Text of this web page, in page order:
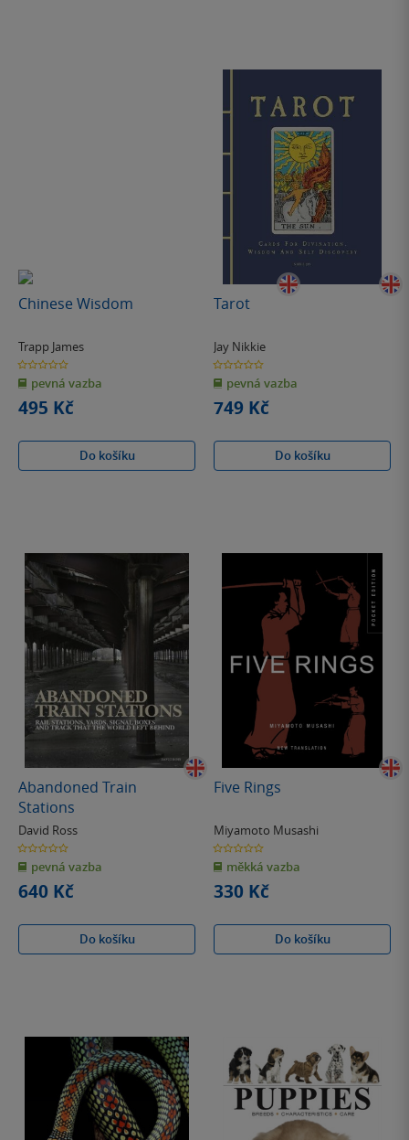
Chinese Wisdom
Trapp James
0.0
z
5
hvězdiček
pevná vazba
495 Kč
Do košíku
Tarot
Jay Nikkie
0.0
z
5
hvězdiček
pevná vazba
749 Kč
Do košíku
Abandoned Train
Stations
David Ross
0.0
z
5
hvězdiček
pevná vazba
640 Kč
Do košíku
Five Rings
Miyamoto Musashi
0.0
z
5
hvězdiček
měkká vazba
330 Kč
Do košíku